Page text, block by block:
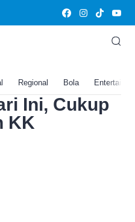
Regional Bola
Saldo Dana
dari
Ini, Cukup
KK